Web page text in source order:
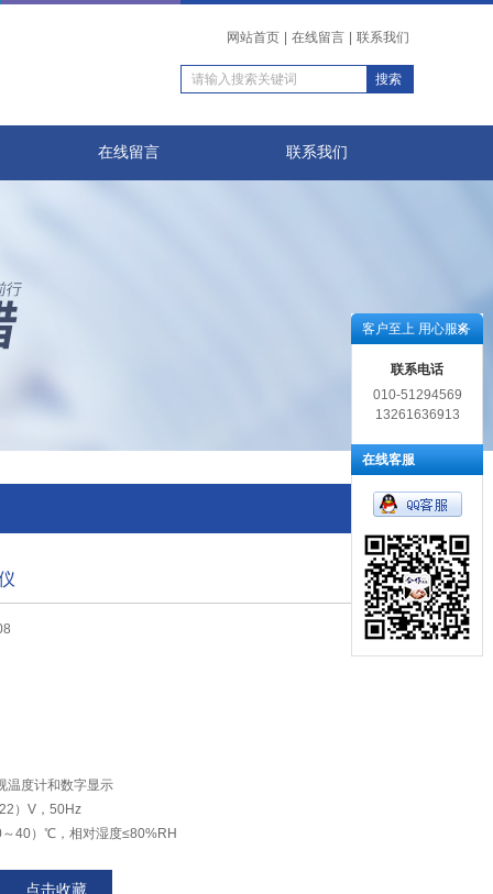
网站首页 在线留言 联系我们
在线留言 联系我们
温度计和数字显示
）V，50Hz
40）℃，相对湿度≤80%RH
mm
点击收藏
客户至上 用心服务
联系电话
010-51294569
13261636913
在线客服